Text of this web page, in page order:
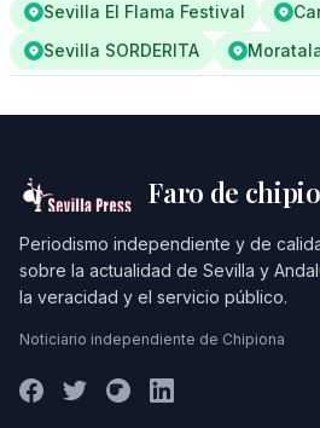
Sevilla El Flama Festival
Sevilla SORDERITA
Faro de
Periodismo independiente y de
sobre la actualidad de Sevilla y
la veracidad y el servicio público.
Noticiario independiente de Chipiona